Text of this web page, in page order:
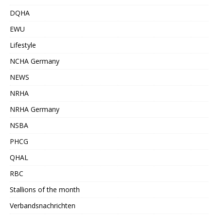
DQHA
EWU
Lifestyle
NCHA Germany
NEWS
NRHA
NRHA Germany
NSBA
PHCG
QHAL
RBC
Stallions of the month
Verbandsnachrichten